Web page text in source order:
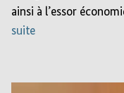
ainsi à l’essor
suite